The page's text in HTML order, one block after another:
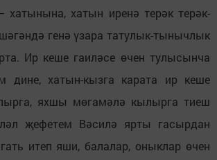
хатынына, хатын иренә терәк терәк-
генә үзара татулык-тынычлык
Ир кеше гаиләсе өчен тулысынча
дине, хатын-кызга карата ир кеше
яхшы мөгамәлә кылырга тиеш
җефетем Вәсилә ярты гасырдан
итеп яши, балалар, оныклар өчен